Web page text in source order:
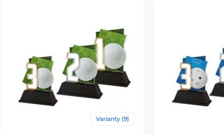
Varianty (9)